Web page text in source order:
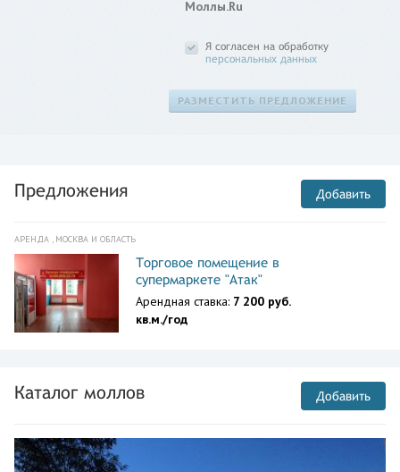
Моллы.Ru
Я согласен на обработку
персональных данных
Предложения Добавить
АРЕНДА , МОСКВА И ОБЛАСТЬ
Торговое помещение в
супермаркете "Атак"
Арендная ставка: 7 200 руб.
кв.м./год
Каталог моллов Добавить